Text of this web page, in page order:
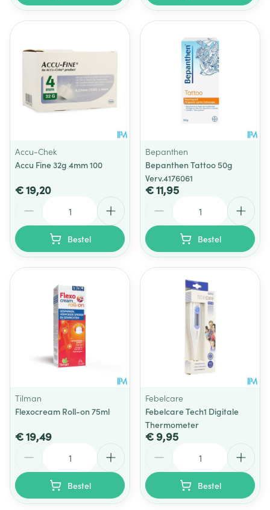
Accu-Chek
Accu Fine 32g 4mm 100
€ 19,20
Bestel
Bepanthen
Bepanthen Tattoo 50g
Verv.4176061
€ 11,95
Bestel
Tilman
Flexocream Roll-on 75ml
€ 19,49
Bestel
Febelcare
Febelcare Tech1 Digitale
Thermometer
€ 9,95
Bestel